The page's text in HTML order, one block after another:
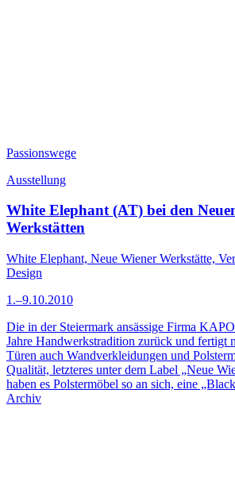
Passionswege
Ausstellung
White Elephant (AT) bei den
Werkstätten
White Elephant, Neue Wiener Werkstätte,
Design
1.–9.10.2010
Die in der Steiermark ansässige Firma
Jahre Handwerkstradition zurück und fertigt
Türen auch Wandverkleidungen und
Qualität, letzteres unter dem Label „Neue
haben es Polstermöbel so an sich, eine
Archiv